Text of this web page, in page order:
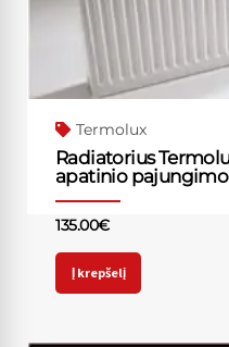
Termolux
Radiatorius
apatinio pajungimo
135.00€
Į krepšelį